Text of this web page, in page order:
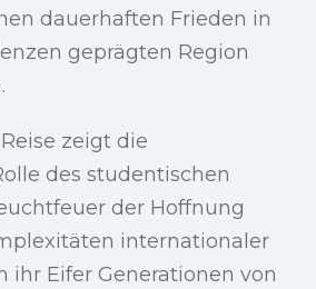
dauerhaften Frieden in
geprägten Region
zeigt die
des studentischen
der Hoffnung
internationaler
ihr Eifer Generationen von